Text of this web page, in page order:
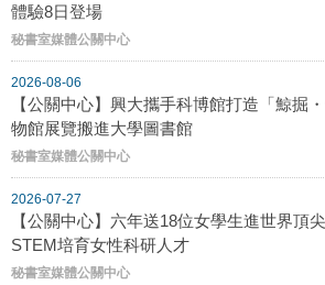
體驗8日登場
秘書室媒體公關中心
2026-08-06
【公關中心】興大攜手科博館打造「鯨掘
物館展覽搬進大學圖書館
秘書室媒體公關中心
2026-07-27
【公關中心】六年送18位女學生進世界頂
STEM培育女性科研人才
秘書室媒體公關中心